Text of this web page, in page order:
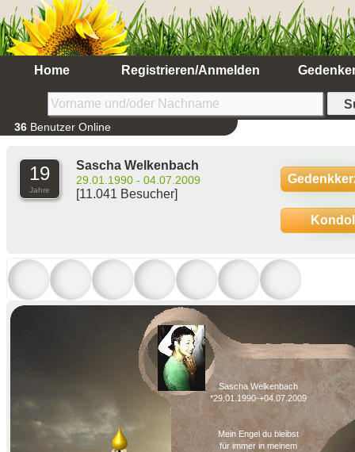
Home Registrieren/Anmelden
36 Benutzer Online
19
Jahre
Sascha Welkenbach
29.01.1990 - 04.07.2009
[11.041 Besucher]
Sascha Welkenbach
*29.01.1990-+04.07.2009
Mein Engel du bleibst
für immer in meinem